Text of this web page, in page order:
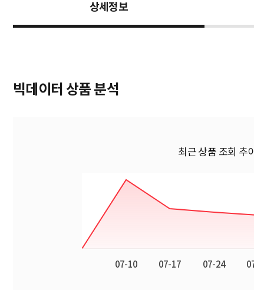
상세정보
빅데이터 상품 분석
최근 상품 조회 추이